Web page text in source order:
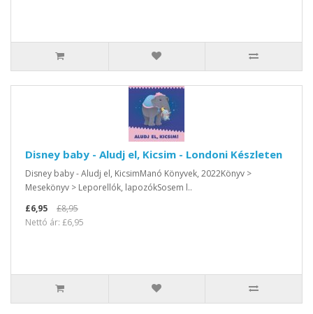
Disney baby - Aludj el, Kicsim - Londoni Készleten
Disney baby - Aludj el, KicsimManó Könyvek, 2022Könyv >
Mesekönyv > Leporellók, lapozókSosem l..
£6,95
£8,95
Nettó ár: £6,95